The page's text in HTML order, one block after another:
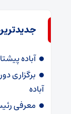
آباده
برگزاری
آباده
معرفی